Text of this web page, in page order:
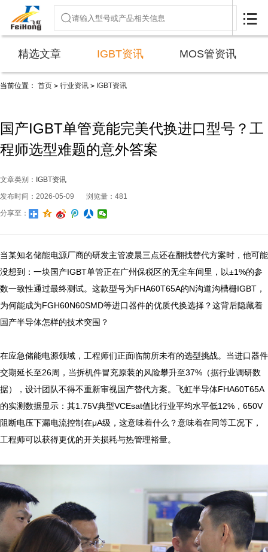

精选文章 IGBT资讯 MOS管资讯
当前位置： 首页 > 行业资讯 > IGBT资讯
国产IGBT单管竟能完美代换进口型号？工
程师选型难题的意外答案
文章类别： IGBT资讯
发布时间：2026-05-09
浏览量：481
分享至：
当某知名储能电源厂商的研发主管凌晨三点还在翻找替代方案时，他可能
没想到：一块国产IGBT单管正在广州保税区的无尘车间里，以±1%的参
数一致性通过最终测试。这款型号为FHA60T65A的N沟道沟槽栅IGBT，
为何能成为FGH60N60SMD等进口器件的优质代换选择？这背后隐藏着
国产半导体怎样的技术突围？
在应急储能电源领域，工程师们正面临前所未有的选型挑战。当进口器件
交期延长至26周，当拆机件冒充原装的风险攀升至37%（据行业调研数
据），设计团队不得不重新审视国产替代方案。飞虹半导体FHA60T65A
的实测数据显示：其1.75V典型VCEsat值比行业平均水平低12%，650V
阻断电压下漏电流控制在μA级，这意味着什么？意味着在同等工况下，
工程师可以获得更优的开关损耗与热管理裕量。